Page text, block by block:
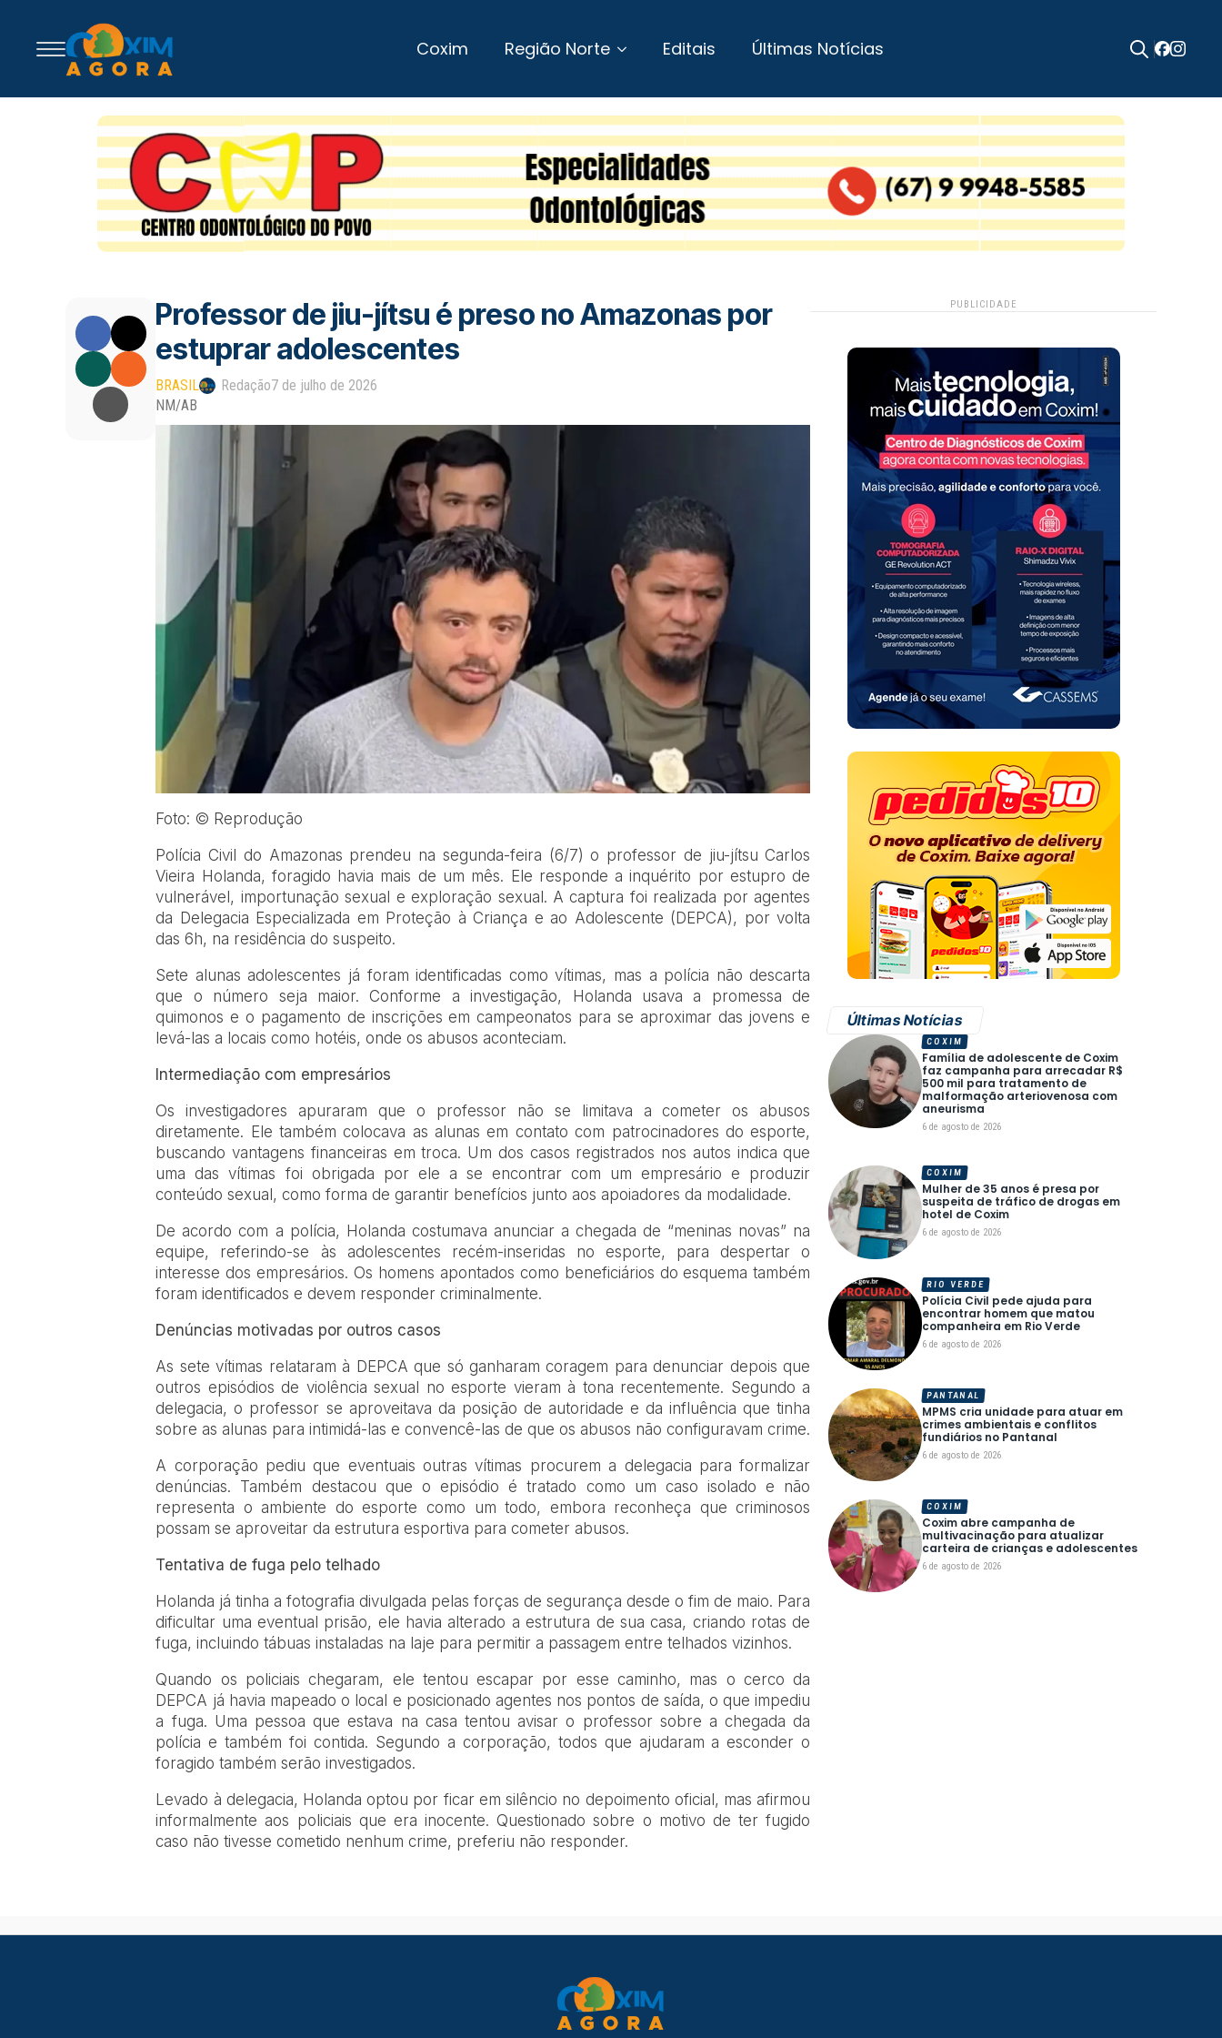
Coxim Região Norte Editais Últimas Notícias
Professor de jiu-jítsu é preso no Amazonas por
estuprar adolescentes
BRASIL Redação7 de julho de 2026
NM/AB
Foto: © Reprodução
Polícia Civil do Amazonas prendeu na segunda-feira (6/7) o professor de jiu-jítsu Carlos
Vieira Holanda, foragido havia mais de um mês. Ele responde a inquérito por estupro de
vulnerável, importunação sexual e exploração sexual. A captura foi realizada por agentes
da Delegacia Especializada em Proteção à Criança e ao Adolescente (DEPCA), por volta
das 6h, na residência do suspeito.
Sete alunas adolescentes já foram identificadas como vítimas, mas a polícia não descarta
que o número seja maior. Conforme a investigação, Holanda usava a promessa de
quimonos e o pagamento de inscrições em campeonatos para se aproximar das jovens e
levá-las a locais como hotéis, onde os abusos aconteciam.
Intermediação com empresários
Os investigadores apuraram que o professor não se limitava a cometer os abusos
diretamente. Ele também colocava as alunas em contato com patrocinadores do esporte,
buscando vantagens financeiras em troca. Um dos casos registrados nos autos indica que
uma das vítimas foi obrigada por ele a se encontrar com um empresário e produzir
conteúdo sexual, como forma de garantir benefícios junto aos apoiadores da modalidade.
De acordo com a polícia, Holanda costumava anunciar a chegada de “meninas novas” na
equipe, referindo-se às adolescentes recém-inseridas no esporte, para despertar o
interesse dos empresários. Os homens apontados como beneficiários do esquema também
foram identificados e devem responder criminalmente.
Denúncias motivadas por outros casos
As sete vítimas relataram à DEPCA que só ganharam coragem para denunciar depois que
outros episódios de violência sexual no esporte vieram à tona recentemente. Segundo a
delegacia, o professor se aproveitava da posição de autoridade e da influência que tinha
sobre as alunas para intimidá-las e convencê-las de que os abusos não configuravam crime.
A corporação pediu que eventuais outras vítimas procurem a delegacia para formalizar
denúncias. Também destacou que o episódio é tratado como um caso isolado e não
representa o ambiente do esporte como um todo, embora reconheça que criminosos
possam se aproveitar da estrutura esportiva para cometer abusos.
Tentativa de fuga pelo telhado
Holanda já tinha a fotografia divulgada pelas forças de segurança desde o fim de maio. Para
dificultar uma eventual prisão, ele havia alterado a estrutura de sua casa, criando rotas de
fuga, incluindo tábuas instaladas na laje para permitir a passagem entre telhados vizinhos.
Quando os policiais chegaram, ele tentou escapar por esse caminho, mas o cerco da
DEPCA já havia mapeado o local e posicionado agentes nos pontos de saída, o que impediu
a fuga. Uma pessoa que estava na casa tentou avisar o professor sobre a chegada da
polícia e também foi contida. Segundo a corporação, todos que ajudaram a esconder o
foragido também serão investigados.
Levado à delegacia, Holanda optou por ficar em silêncio no depoimento oficial, mas afirmou
informalmente aos policiais que era inocente. Questionado sobre o motivo de ter fugido
caso não tivesse cometido nenhum crime, preferiu não responder.
PUBLICIDADE
Últimas Notícias
Família de adolescente de Coxim
faz campanha para arrecadar R$
500 mil para tratamento de
malformação arteriovenosa com
aneurisma
6 de agosto de 2026
COXIM
Mulher de 35 anos é presa por
suspeita de tráfico de drogas em
hotel de Coxim
6 de agosto de 2026
COXIM
Polícia Civil pede ajuda para
encontrar homem que matou
companheira em Rio Verde
6 de agosto de 2026
RIO VERDE
MPMS cria unidade para atuar em
crimes ambientais e conflitos
fundiários no Pantanal
6 de agosto de 2026
PANTANAL
Coxim abre campanha de
multivacinação para atualizar
carteira de crianças e adolescentes
6 de agosto de 2026
COXIM